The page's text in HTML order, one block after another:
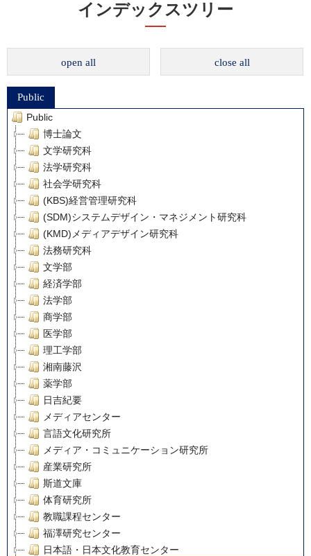
インデックスツリー
open all close all
Public
Public
博士論文
文学研究科
法学研究科
社会学研究科
(KBS)経営管理研究科
(SDM)システムデザイン・マネジメント研究科
(KMD)メディアデザイン研究科
法務研究科
文学部
経済学部
法学部
商学部
医学部
理工学部
湘南藤沢
薬学部
日吉紀要
メディアセンター
言語文化研究所
メディア・コミュニケーション研究所
産業研究所
斯道文庫
体育研究所
教職課程センター
福澤研究センター
日本語・日本文化教育センター